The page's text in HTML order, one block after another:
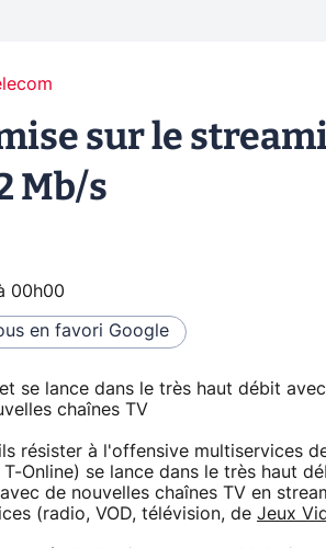
sur le
Mb/s
00h00
en favori Google
se lance dans le très haut débit
chaînes TV
résister à l'offensive multiservices
Online) se lance dans le très haut
de nouvelles chaînes TV en
(radio, VOD, télévision, de Jeux